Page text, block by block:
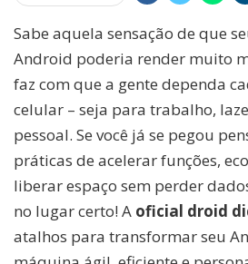
Sabe aquela sensação de que
Android poderia render muito
faz com que a gente dependa
celular – seja para trabalho,
pessoal. Se você já se pegou
práticas de acelerar funções,
liberar espaço sem perder
no lugar certo! A oficial droid
atalhos para transformar seu